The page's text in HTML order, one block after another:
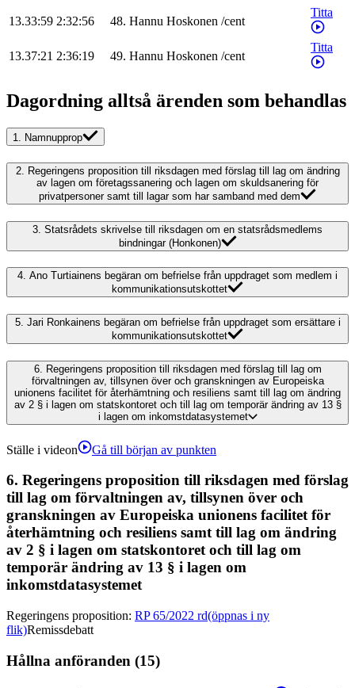
13.33:59 2:32:56 48. Hannu Hoskonen /cent
Titta
13.37:21 2:36:19 49. Hannu Hoskonen /cent
Titta
Dagordning alltså ärenden som behandlas
1. Namnupprop
2. Regeringens proposition till riksdagen med förslag till lag om ändring
av lagen om företagssanering och lagen om skuldsanering för
privatpersoner samt till lagar som har samband med dem
3. Statsrådets skrivelse till riksdagen om en statsrådsmedlems
bindningar (Honkonen)
4. Ano Turtiainens begäran om befrielse från uppdraget som medlem i
kommunikationsutskottet
5. Jari Ronkainens begäran om befrielse från uppdraget som ersättare i
kommunikationsutskottet
6.
Regeringens proposition till riksdagen med förslag till lag om
förvaltningen av, tillsynen över och granskningen av Europeiska
unionens facilitet för återhämtning och resiliens samt till lag om ändring
av 2 § i lagen om statskontoret och till lag om temporär ändring av 13 §
i lagen om inkomstdatasystemet
Ställe i videon Gå till början av punkten
6. Regeringens proposition till riksdagen med förslag
till lag om förvaltningen av, tillsynen över och
granskningen av Europeiska unionens facilitet för
återhämtning och resiliens samt till lag om ändring
av 2 § i lagen om statskontoret och till lag om
temporär ändring av 13 § i lagen om
inkomstdatasystemet
Regeringens proposition: RP 65/2022 rd(öppnas i ny
flik)Remissdebatt
Hållna anföranden (15)